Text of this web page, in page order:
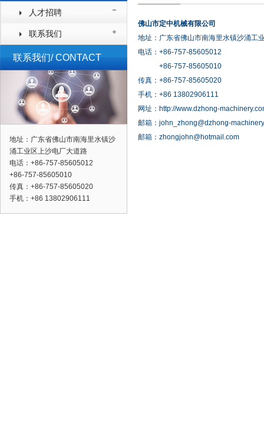
人才招聘
联系我们
联系我们/ CONTACT
地址：广东省佛山市南海里水镇沙
涌工业区上沙电厂大道路
电话：+86-757-85605012
+86-757-85605010
传真：+86-757-85605020
手机：+86 13802906111
佛山市定中机械有限公司
地址：广东省佛山市南海里水
电话：+86-757-85605012
+86-757-85605010
传真：+86-757-85605020
手机：+86 13802906111
网址：http://www.dzhong-
邮箱：john_zhong@dzhong-
邮箱： zhongjohn@hotmail.com